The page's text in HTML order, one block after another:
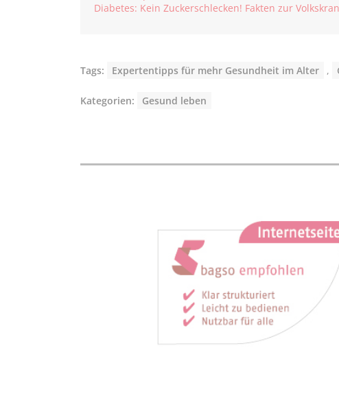
Diabetes: Kein Zuckerschlecken! Fakten zur
Tags: Expertentipps für mehr Gesundheit im Alter ,
Kategorien: Gesund leben